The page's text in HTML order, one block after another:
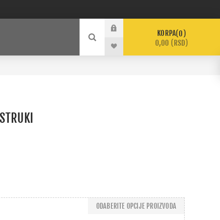
KORPA 0
0,00 (RSD)
ODABERITE OPCIJE PROIZVODA